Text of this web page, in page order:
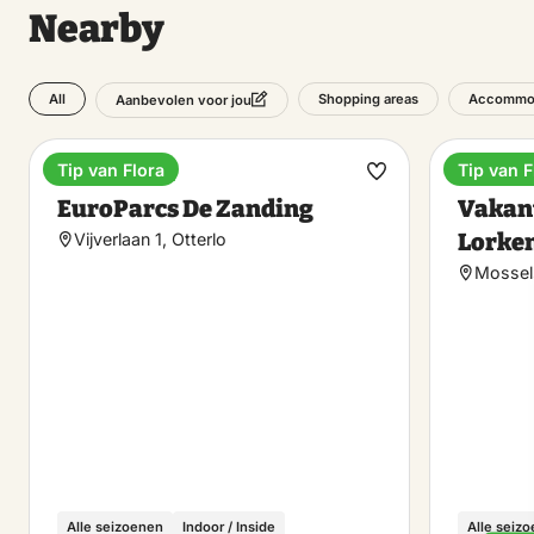
Nearby
All Aanbevolen voor jou Shopping areas
Holiday park
EuroParcs De Zanding
Vijverlaan 1, Otterlo
Alle seizoenen Indoor / Inside
Tip van Flora
Make
Holiday
Alle
Tip van